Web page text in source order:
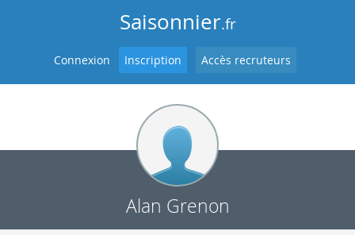
Saisonnier.fr
Connexion Inscription Accès recruteurs
Alan Grenon